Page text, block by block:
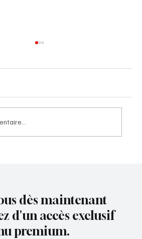
dès maintenant
d'un accès exclusif
premium.